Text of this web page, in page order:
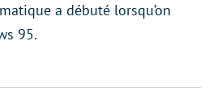
a débuté lorsqu’on
95.